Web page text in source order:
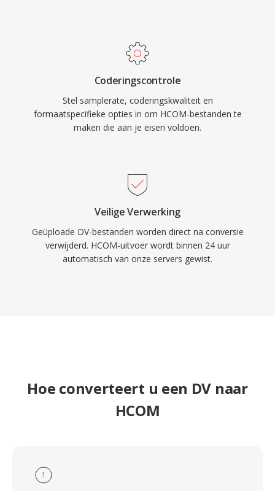
Coderingscontrole
Stel samplerate, coderingskwaliteit en
formaatspecifieke opties in om HCOM-bestanden te
maken die aan je eisen voldoen.
Veilige Verwerking
Geüploade DV-bestanden worden direct na conversie
verwijderd. HCOM-uitvoer wordt binnen 24 uur
automatisch van onze servers gewist.
Hoe converteert u een DV naar
HCOM
1